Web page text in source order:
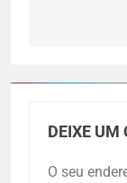
DEIXE UM
O seu